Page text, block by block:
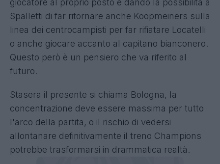
giocatore al proprio posto e dando la possibilità a
Spalletti di far ritornare anche Koopmeiners sulla
linea dei centrocampisti per far rifiatare Locatelli
o anche giocare accanto al capitano bianconero.
Questo però è un pensiero che va riferito al
futuro.
Stasera il presente si chiama Bologna, la
concentrazione deve essere massima per tutto
l'arco della partita, o il rischio di vedersi
allontanare definitivamente il treno Champions
potrebbe trasformarsi in drammatica realtà.